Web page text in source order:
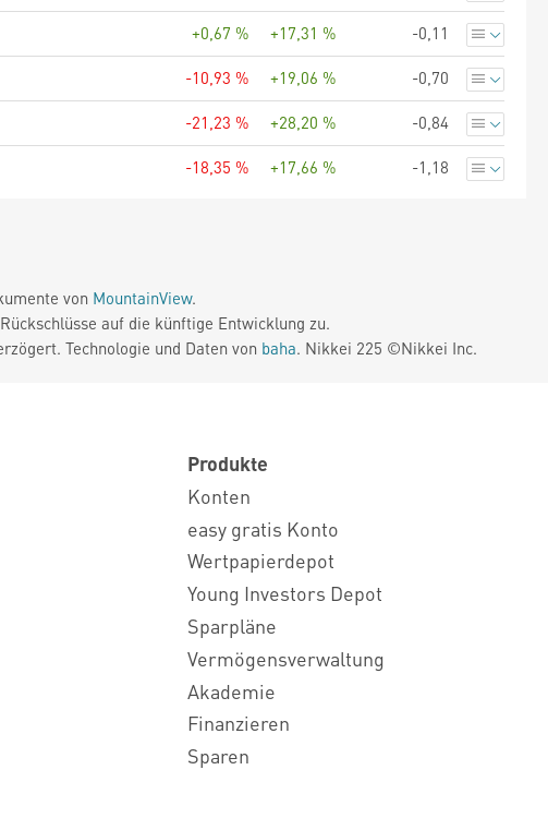
+0,67 % +17,31 % -0,11
-10,93 % +19,06 % -0,70
-21,23 % +28,20 % -0,84
-18,35 % +17,66 % -1,18
von MountainView.
auf die künftige Entwicklung zu.
Technologie und Daten von baha. Nikkei 225 ©Nikkei Inc.
Produkte
Konten
easy gratis Konto
Wertpapierdepot
Young Investors Depot
Sparpläne
Vermögensverwaltung
Akademie
Finanzieren
Sparen